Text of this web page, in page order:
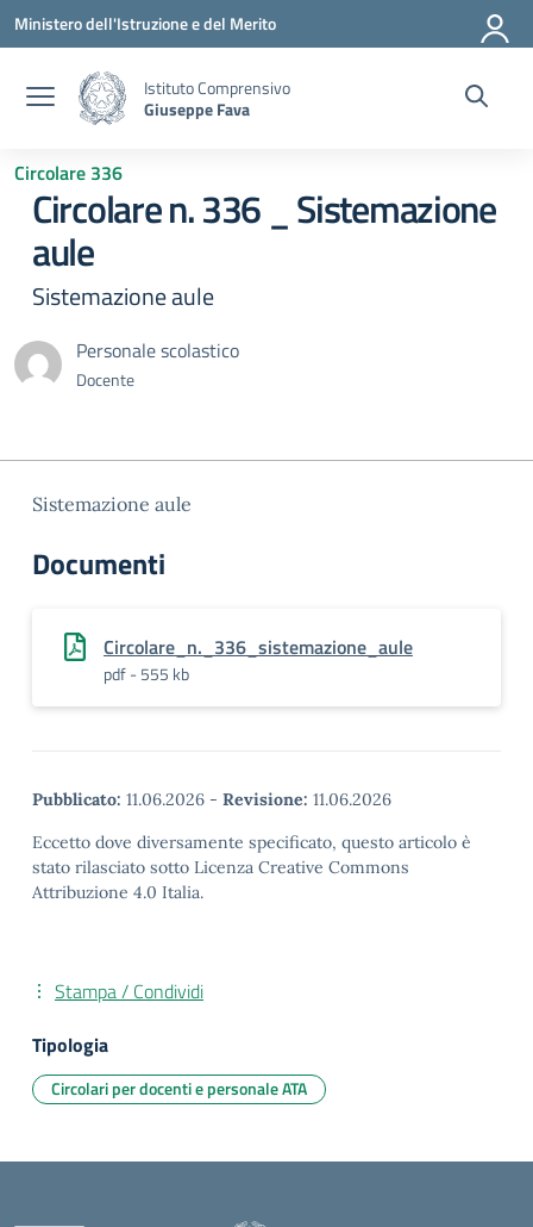
Vai ai contenuti
Vai al menu di navigazione
Vai al footer
Ministero dell'Istruzione e del Merito
Istituto Comprensivo
Giuseppe Fava
Circolare 336
Circolare n. 336 _ Sistemazione
aule
Sistemazione aule
Personale scolastico
Docente
Sistemazione aule
Documenti
Circolare_n._336_sistemazione_aule
pdf - 555 kb
Pubblicato: 11.06.2026 - Revisione: 11.06.2026
Eccetto dove diversamente specificato, questo articolo è
stato rilasciato sotto Licenza Creative Commons
Attribuzione 4.0 Italia.
Stampa / Condividi
Tipologia
Circolari per docenti e personale ATA